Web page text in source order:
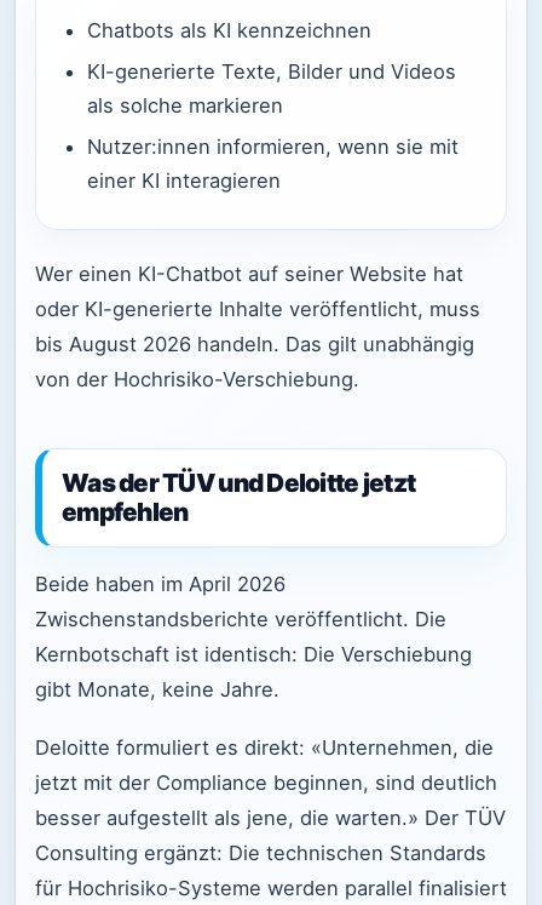
Chatbots als KI kennzeichnen
KI-generierte Texte, Bilder und Videos
als solche markieren
Nutzer:innen informieren, wenn sie mit
einer KI interagieren
Wer einen KI-Chatbot auf seiner Website hat
oder KI-generierte Inhalte veröffentlicht, muss
bis August 2026 handeln. Das gilt unabhängig
von der Hochrisiko-Verschiebung.
Was der TÜV und Deloitte jetzt
empfehlen
Beide haben im April 2026
Zwischenstandsberichte veröffentlicht. Die
Kernbotschaft ist identisch: Die Verschiebung
gibt Monate, keine Jahre.
Deloitte formuliert es direkt: «Unternehmen, die
jetzt mit der Compliance beginnen, sind deutlich
besser aufgestellt als jene, die warten.» Der TÜV
Consulting ergänzt: Die technischen Standards
für Hochrisiko-Systeme werden parallel finalisiert